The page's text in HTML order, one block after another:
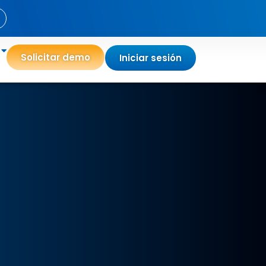
Solicitar demo Iniciar sesión